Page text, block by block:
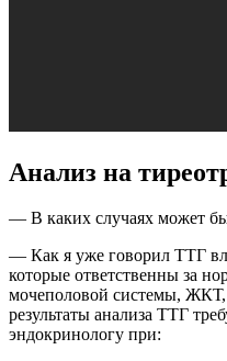
Анализ на
— В каких случаях может
— Как я уже говорил ТТГ
которые ответственны за
мочеполовой системы,
результаты анализа ТТГ
эндокринологу при: